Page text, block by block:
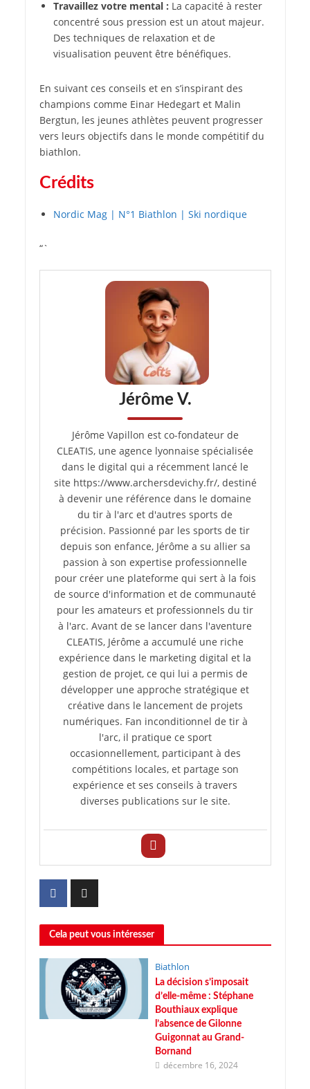
Travaillez votre mental : La capacité à rester
concentré sous pression est un atout majeur.
Des techniques de relaxation et de
visualisation peuvent être bénéfiques.
En suivant ces conseils et en s’inspirant des
champions comme Einar Hedegart et Malin
Bergtun, les jeunes athlètes peuvent progresser
vers leurs objectifs dans le monde compétitif du
biathlon.
Crédits
Nordic Mag | N°1 Biathlon | Ski nordique
“`
Jérôme V.
Jérôme Vapillon est co-fondateur de
CLEATIS, une agence lyonnaise spécialisée
dans le digital qui a récemment lancé le
site https://www.archersdevichy.fr/, destiné
à devenir une référence dans le domaine
du tir à l'arc et d'autres sports de
précision. Passionné par les sports de tir
depuis son enfance, Jérôme a su allier sa
passion à son expertise professionnelle
pour créer une plateforme qui sert à la fois
de source d'information et de communauté
pour les amateurs et professionnels du tir
à l'arc. Avant de se lancer dans l'aventure
CLEATIS, Jérôme a accumulé une riche
expérience dans le marketing digital et la
gestion de projet, ce qui lui a permis de
développer une approche stratégique et
créative dans le lancement de projets
numériques. Fan inconditionnel de tir à
l'arc, il pratique ce sport
occasionnellement, participant à des
compétitions locales, et partage son
expérience et ses conseils à travers
diverses publications sur le site.
Cela peut vous intéresser
Biathlon
La décision s’imposait
d’elle-même : Stéphane
Bouthiaux explique
l’absence de Gilonne
Guigonnat au Grand-
Bornand
décembre 16, 2024